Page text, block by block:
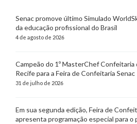
Senac promove último Simulado
da educação profissional do Brasil
4 de agosto de 2026
Campeão do 1º MasterChef Confeitaria
Recife para a Feira de Confeitaria Senac
31 de julho de 2026
Em sua segunda edição, Feira de
apresenta programação especial para o